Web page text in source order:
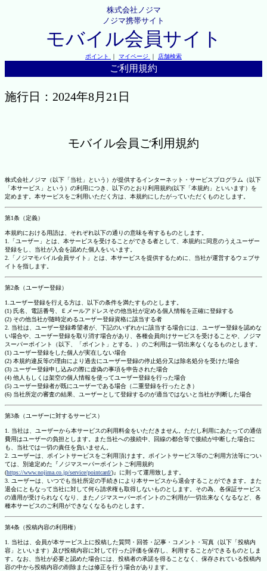
株式会社ノジマ
ノジマ携帯サイト
モバイル会員サイト
ポイント ｜ マイページ ｜ 店舗検索
ご利用規約
施行日：2024年8月21日
モバイル会員ご利用規約
株式会社ノジマ（以下「当社」という）が提供するインターネット・サービスプログラム（以下
「本サービス」という）の利用につき、以下のとおり利用規約(以下「本規約」といいます）を
定めます。本サービスをご利用いただく方は、本規約にしたがっていただくものとします。
第1条（定義）
本規約における用語は、それぞれ以下の通りの意味を有するものとします。
1.「ユーザー」とは、本サービスを受けることができる者として、本規約に同意のうえユーザー
登録をし、当社が入会を認めた個人をいいます。
2.「ノジマモバイル会員サイト」とは、本サービスを提供するために、当社が運営するウェブサ
イトを指します。
第2条（ユーザー登録）
1.ユーザー登録を行える方は、以下の条件を満たすものとします。
(1) 氏名、電話番号、Ｅメールアドレスその他当社が定める個人情報を正確に登録する
(2) その他当社が随時定めるユーザー登録資格に該当する者
2. 当社は、ユーザー登録希望者が、下記のいずれかに該当する場合には、ユーザー登録を認めな
い場合や、ユーザー登録を取り消す場合があり、各種会員向けサービスを受けることや、ノジマ
スーパーポイント（以下、「ポイント」とする。）のご利用は一切出来なくなるものとします。
(1) ユーザー登録をした個人が実在しない場合
(2) 本規約違反等の理由により過去にユーザー登録の停止処分又は除名処分を受けた場合
(3) ユーザー登録申し込みの際に虚偽の事項を申告された場合
(4) 他人もしくは架空の個人情報を使ってユーザー登録を行った場合
(5) ユーザー登録者が既にユーザーである場合（二重登録を行ったとき）
(6) 当社所定の審査の結果、ユーザーとして登録するのが適当ではないと当社が判断した場合
第3条（ユーザーに対するサービス）
1. 当社は、ユーザーから本サービスの利用料金をいただきません。ただし利用にあたっての通信
費用はユーザーの負担とします。また当社への接続中、回線の都合等で接続が中断した場合に
も、当社では一切の責任を負いません。
2. ユーザーは、ポイントサービスをご利用頂けます。ポイントサービス等のご利用方法等につい
ては、別途定めた『ノジマスーパーポイントご利用規約
(https://www.nojima.co.jp/service/pointcard/)』に則って運用致します。
3. ユーザーは、いつでも当社所定の手続きにより本サービスから退会することができます。また
退会にともなって当社に対して何ら請求権も取得しないものとします。その為、各保証サービス
の適用が受けられなくなり、またノジマスーパーポイントのご利用が一切出来なくなるなど、各
種本サービスのご利用ができなくなるものとします。
第4条（投稿内容の利用権）
1. 当社は、会員が本サービス上に投稿した質問・回答・記事・コメント・写真（以下「投稿内
容」といいます）及び投稿内容に対して行った評価を保存し、利用することができるものとしま
す。なお、当社が必要と認めた場合には、投稿者の承諾を得ることなく、保存されている投稿内
容の中から投稿内容の削除または修正を行う場合があります。